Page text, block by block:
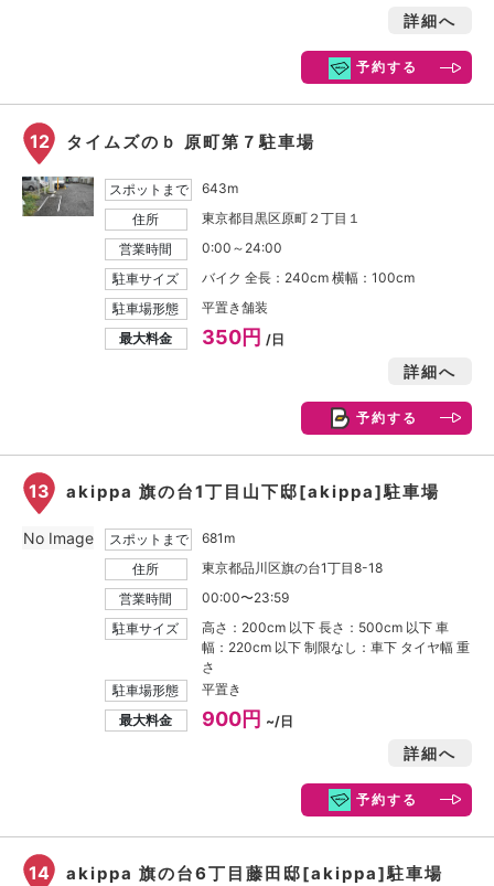
詳細へ
予約する
12 タイムズのｂ 原町第７駐車場
スポットまで
643m
住所
東京都目黒区原町２丁目１
営業時間
0:00～24:00
駐車サイズ
バイク 全長：240cm 横幅：100cm
駐車場形態
平置き舗装
最大料金
350円 /日
詳細へ
予約する
13 akippa 旗の台1丁目山下邸[akippa]駐車場
スポットまで
681m
住所
東京都品川区旗の台1丁目8-18
営業時間
00:00〜23:59
駐車サイズ
高さ：200cm 以下 長さ：500cm 以下 車
幅：220cm 以下 制限なし：車下 タイヤ幅 重
さ
駐車場形態
平置き
最大料金
900円 ~/日
詳細へ
予約する
No Image
14 akippa 旗の台6丁目藤田邸[akippa]駐車場